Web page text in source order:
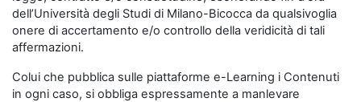
dell’Università degli Studi di Milano-Bicocca da qualsivoglia
onere di accertamento e/o controllo della veridicità di tali
affermazioni.
Colui che pubblica sulle piattaforme e-Learning i Contenuti
in ogni caso, si obbliga espressamente a manlevare